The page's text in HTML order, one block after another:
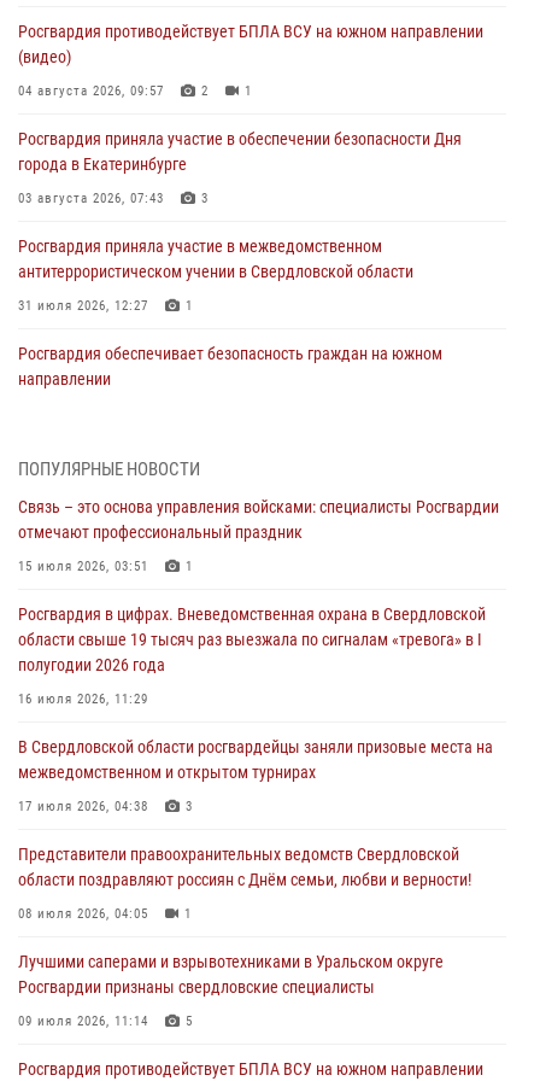
Росгвардия противодействует БПЛА ВСУ на южном направлении
(видео)
04 августа 2026, 09:57 2 1
Росгвардия приняла участие в обеспечении безопасности Дня
города в Екатеринбурге
03 августа 2026, 07:43 3
Росгвардия приняла участие в межведомственном
антитеррористическом учении в Свердловской области
31 июля 2026, 12:27 1
Росгвардия обеспечивает безопасность граждан на южном
направлении
Представитель Управления Росгвардии по Свердловской области
«Телекон»
30 июля 2026, 11:33
спартакиады «Динамо» памяти погибшего офицера милиции
Православные священники поддержали росгвардейцев в зоне СВО
Свердловские росгвардейцы завоевали медали на окружном
чемпионате по комплексному единоборству
ПОПУЛЯРНЫЕ НОВОСТИ
Связь – это основа управления войсками: специалисты Росгвардии
отмечают профессиональный праздник
15 июля 2026, 03:51 1
Росгвардия в цифрах. Вневедомственная охрана в Свердловской
области свыше 19 тысяч раз выезжала по сигналам «тревога» в I
полугодии 2026 года
16 июля 2026, 11:29
В Свердловской области росгвардейцы заняли призовые места на
межведомственном и открытом турнирах
17 июля 2026, 04:38 3
Представители правоохранительных ведомств Свердловской
области поздравляют россиян с Днём семьи, любви и верности!
08 июля 2026, 04:05 1
Лучшими саперами и взрывотехниками в Уральском округе
Росгвардии признаны свердловские специалисты
09 июля 2026, 11:14 5
Росгвардия противодействует БПЛА ВСУ на южном направлении